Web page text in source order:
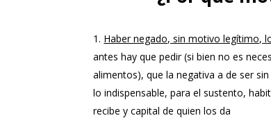
Haber negado, sin motivo legítimo,
antes hay que pedir (si bien no es
alimentos), que la negativa a de ser
lo indispensable, para el sustento,
recibe y capital de quien los da